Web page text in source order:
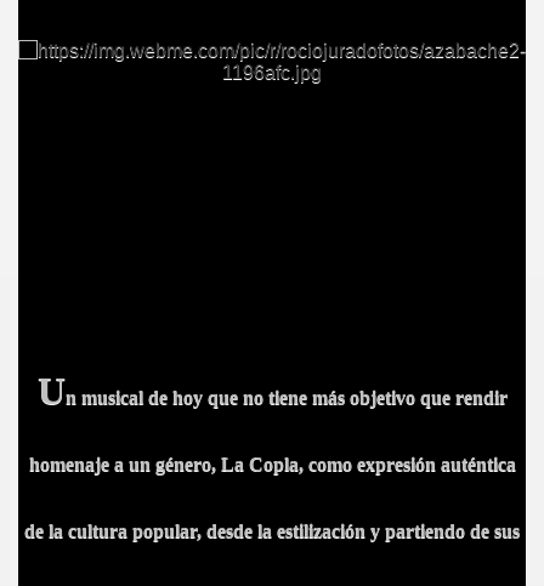
Un musical de hoy que no tiene más objetivo que rendir
homenaje a un género, La Copla, como expresión auténtica
de la cultura popular, desde la estilización y partiendo de sus